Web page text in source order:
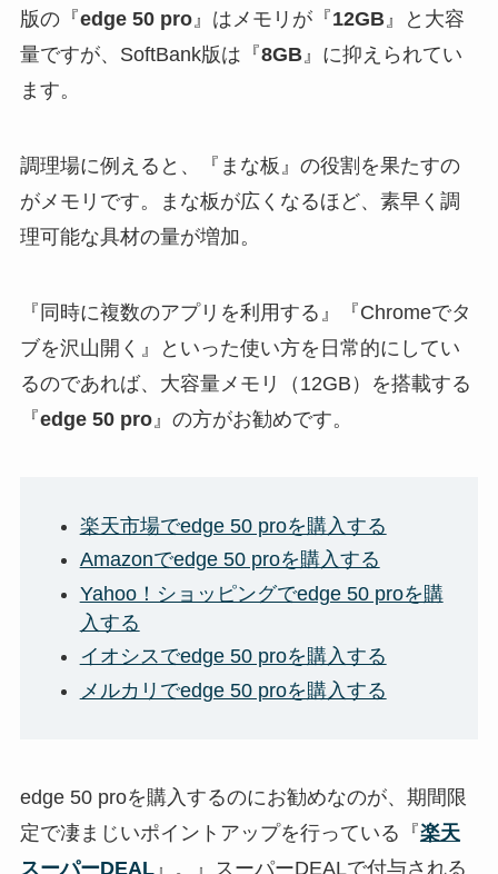
版の『edge 50 pro』はメモリが『12GB』と大容
量ですが、SoftBank版は『8GB』に抑えられてい
ます。
調理場に例えると、『まな板』の役割を果たすの
がメモリです。まな板が広くなるほど、素早く調
理可能な具材の量が増加。
『同時に複数のアプリを利用する』『Chromeでタ
ブを沢山開く』といった使い方を日常的にしてい
るのであれば、大容量メモリ（12GB）を搭載する
『edge 50 pro』の方がお勧めです。
楽天市場でedge 50 proを購入する
Amazonでedge 50 proを購入する
Yahoo！ショッピングでedge 50 proを購
入する
イオシスでedge 50 proを購入する
メルカリでedge 50 proを購入する
edge 50 proを購入するのにお勧めなのが、期間限
定で凄まじいポイントアップを行っている『楽天
スーパーDEAL』。』スーパーDEALで付与される